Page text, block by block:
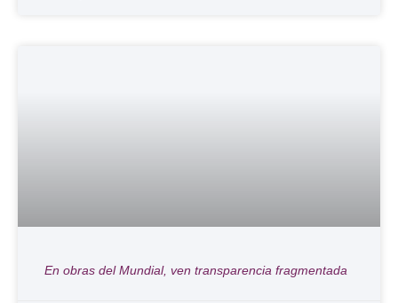
En obras del Mundial, ven transparencia fragmentada